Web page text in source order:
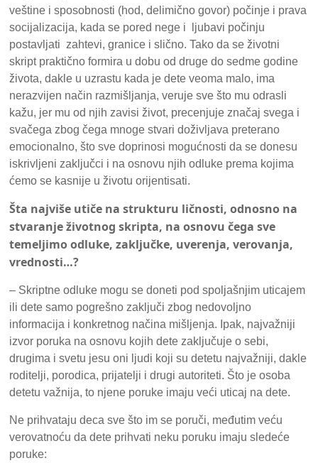
veštine i sposobnosti (hod, delimično govor) počinje i prava
socijalizacija, kada se pored nege i ljubavi počinju
postavljati zahtevi, granice i slično. Tako da se životni
skript praktično formira u dobu od druge do sedme godine
života, dakle u uzrastu kada je dete veoma malo, ima
nerazvijen način razmišljanja, veruje sve što mu odrasli
kažu, jer mu od njih zavisi život, precenjuje značaj svega i
svačega zbog čega mnoge stvari doživljava preterano
emocionalno, što sve doprinosi mogućnosti da se donesu
iskrivljeni zaključci i na osnovu njih odluke prema kojima
ćemo se kasnije u životu orijentisati.
Šta najviše utiče na strukturu ličnosti, odnosno na
stvaranje životnog skripta, na osnovu čega sve
temeljimo odluke, zaključke, uverenja, verovanja,
vrednosti…?
– Skriptne odluke mogu se doneti pod spoljašnjim uticajem
ili dete samo pogrešno zaključi zbog nedovoljno
informacija i konkretnog načina mišljenja. Ipak, najvažniji
izvor poruka na osnovu kojih dete zaključuje o sebi,
drugima i svetu jesu oni ljudi koji su detetu najvažniji, dakle
roditelji, porodica, prijatelji i drugi autoriteti. Što je osoba
detetu važnija, to njene poruke imaju veći uticaj na dete.
Ne prihvataju deca sve što im se poruči, međutim veću
verovatnoću da dete prihvati neku poruku imaju sledeće
poruke: